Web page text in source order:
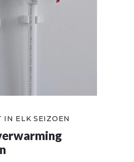
IN ELK SEIZOEN